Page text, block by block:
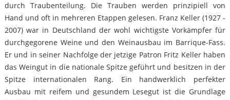
durch Traubenteilung. Die Trauben werden prinzipiell von
Hand und oft in mehreren Etappen gelesen. Franz Keller (1927 -
2007) war in Deutschland der wohl wichtigste Vorkämpfer für
durchgegorene Weine und den Weinausbau im Barrique-Fass.
Er und in seiner Nachfolge der jetzige Patron Fritz Keller haben
das Weingut in die nationale Spitze geführt und besitzen in der
Spitze internationalen Rang. Ein handwerklich perfekter
Ausbau mit reifem und gesundem Lesegut ist die Grundlage